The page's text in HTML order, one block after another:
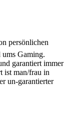
persönlichen
ums Gaming.
garantiert immer
ist man/frau in
un-garantierter